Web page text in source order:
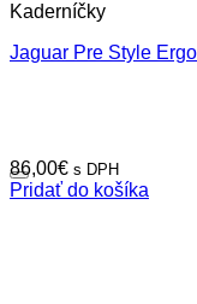
Kaderníčky
Jaguar Pre Style
86,00€ s DPH
Pridať do košíka